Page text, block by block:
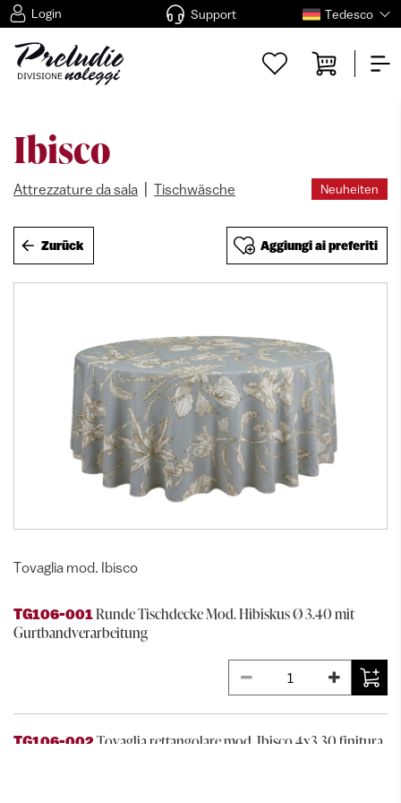
Login Support Tedesco
Ibisco
Attrezzature da sala Tischwäsche Neuheiten
Zurück Aggiungi ai preferiti
Tovaglia mod. Ibisco
TG106-001Runde Tischdecke Mod. Hibiskus Ø 3.40 mit
Gurtbandverarbeitung
TG106-002 Tovaglia rettangolare mod. Ibisco 4x3,30 finitura